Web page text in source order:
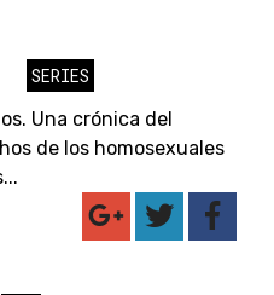
SERIES
Una crónica del
de los homosexuales